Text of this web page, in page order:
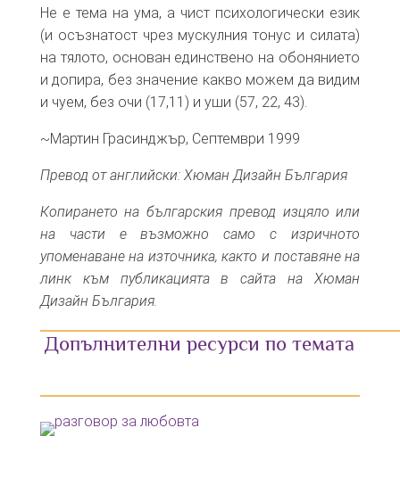
Не е тема на ума, а чист психологически език
(и осъзнатост чрез мускулния тонус и силата)
на тялото, основан единствено на обонянието
и допира, без значение какво можем да видим
и чуем, без очи (17,11) и уши (57, 22, 43).
~Мартин Грасинджър, Септември 1999
Превод от английски: Хюман Дизайн България
Копирането на българския превод изцяло или
на части е възможно само с изричното
упоменаване на източника, както и поставяне на
линк към публикацията в сайта на Хюман
Дизайн България.
Допълнителни ресурси по темата